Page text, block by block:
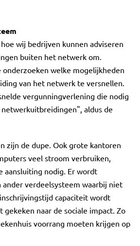
wij bedrijven kunnen adviseren
buiten het netwerk om.
onderzoeken welke mogelijkheden
van het netwerk te versnellen.
vergunningverlening die nodig
aldus de
zijn de dupe. Ook grote kantoren
veel stroom verbruiken,
aansluiting nodig. Er wordt
ander verdeelsysteem waarbij niet
capaciteit wordt
gekeken naar de sociale impact. Zo
voorrang moeten krijgen op